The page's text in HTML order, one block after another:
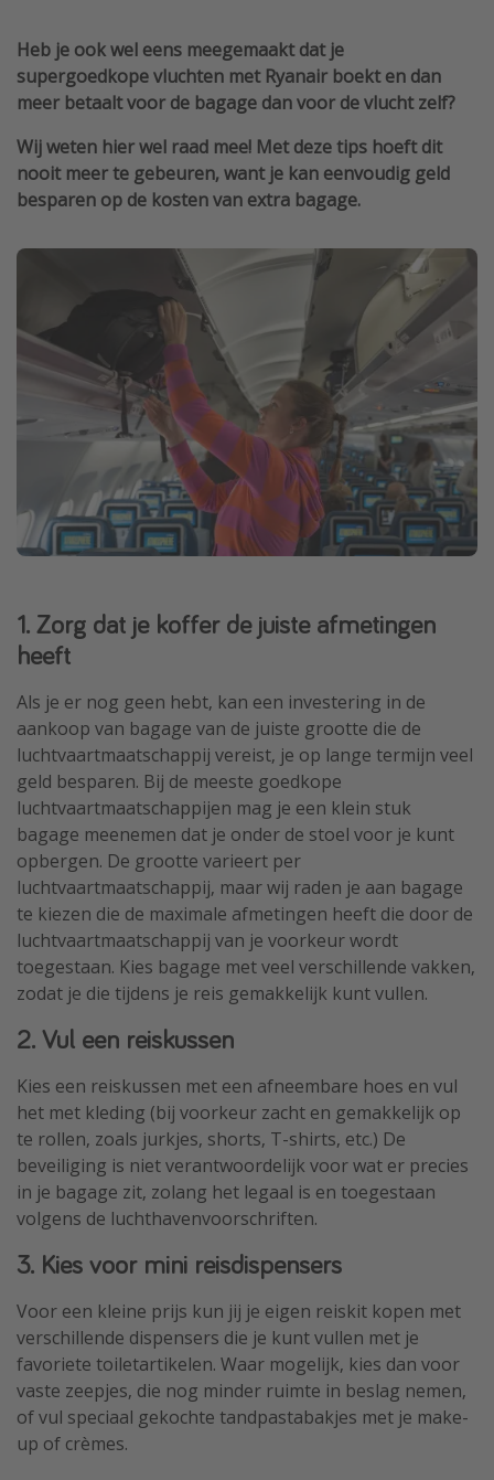
Zonvakanties
Rondreizen
Meer onderwerpen
Reisblog
25 beste pretparken
Beste keukens ter wereld
Center Parcs
Disneyland Parijs
Strandvakantie in Italië
Strandvakantie in Nederland
All inclusive vakantie in Griekenland
Heb je ook wel eens meegemaakt dat je
supergoedkope vluchten met Ryanair boekt en dan
meer betaalt voor de bagage dan voor de vlucht zelf?
Wij weten hier wel raad mee! Met deze tips hoeft dit
nooit meer te gebeuren, want je kan eenvoudig geld
besparen op de kosten van extra bagage.
1. Zorg dat je koffer de juiste afmetingen
heeft
Als je er nog geen hebt, kan een investering in de
aankoop van bagage van de juiste grootte die de
luchtvaartmaatschappij vereist, je op lange termijn veel
geld besparen. Bij de meeste goedkope
luchtvaartmaatschappijen mag je een klein stuk
bagage meenemen dat je onder de stoel voor je kunt
opbergen. De grootte varieert per
luchtvaartmaatschappij, maar wij raden je aan bagage
te kiezen die de maximale afmetingen heeft die door de
luchtvaartmaatschappij van je voorkeur wordt
toegestaan. Kies bagage met veel verschillende vakken,
zodat je die tijdens je reis gemakkelijk kunt vullen.
2. Vul een reiskussen
Kies een reiskussen met een afneembare hoes en vul
het met kleding (bij voorkeur zacht en gemakkelijk op
te rollen, zoals jurkjes, shorts, T-shirts, etc.) De
beveiliging is niet verantwoordelijk voor wat er precies
in je bagage zit, zolang het legaal is en toegestaan
volgens de luchthavenvoorschriften.
3. Kies voor mini reisdispensers
Voor een kleine prijs kun jij je eigen reiskit kopen met
verschillende dispensers die je kunt vullen met je
favoriete toiletartikelen. Waar mogelijk, kies dan voor
vaste zeepjes, die nog minder ruimte in beslag nemen,
of vul speciaal gekochte tandpastabakjes met je make-
up of crèmes.